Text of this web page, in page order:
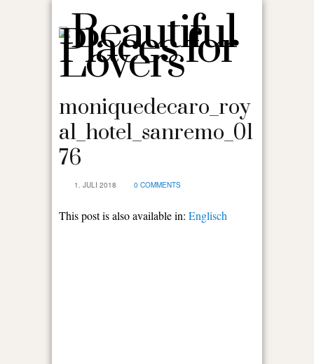
moniquedecaro_roy
al_hotel_sanremo_01
76
1. JULI 2018 0 COMMENTS
This post is also available in: Englisch